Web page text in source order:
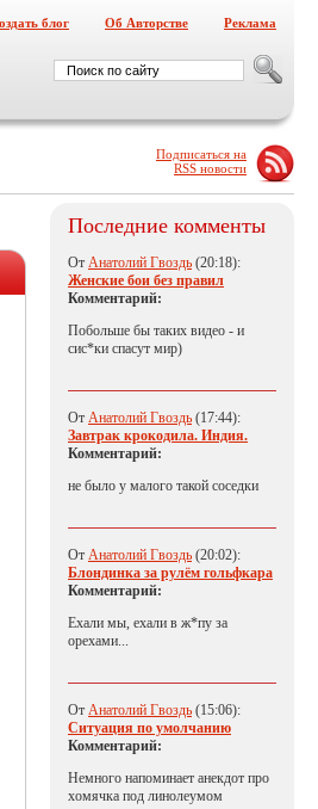
Последние комменты
От Анатолий Гвоздь (20:18):
Женские бои без правил
Комментарий:
Побольше бы таких видео - и
сис*ки спасут мир)
От Анатолий Гвоздь (17:44):
Завтрак крокодила. Индия.
Комментарий:
не было у малого такой соседки
От Анатолий Гвоздь (20:02):
Блондинка за рулём гольфкара
Комментарий:
Ехали мы, ехали в ж*пу за
орехами...
От Анатолий Гвоздь (15:06):
Ситуация по умолчанию
Комментарий:
Немного напоминает анекдот про
хомячка под линолеумом
блог Об Авторстве Реклама
Подписаться на
RSS новости